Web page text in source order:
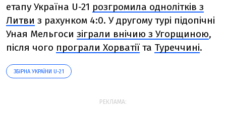
етапу Україна U-21 розгромила однолітків з
Литви з рахунком 4:0. У другому турі підопічні
Уная Мельгоси зіграли внічию з Угорщиною,
після чого програли Хорватії та Туреччині.
ЗБІРНА УКРАЇНИ U-21
РЕКЛАМА: